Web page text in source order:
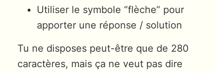
Utiliser le symbole “flèche” pour
apporter une réponse / solution
Tu ne disposes peut-être que de 280
caractères, mais ça ne veut pas dire